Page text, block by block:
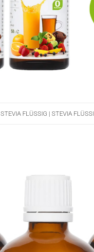
STEVIA FLÜSSIG | STEVIA